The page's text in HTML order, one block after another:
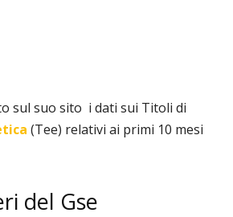
sul suo sito i dati sui Titoli di
(Tee) relativi ai primi 10 mesi
del Gse